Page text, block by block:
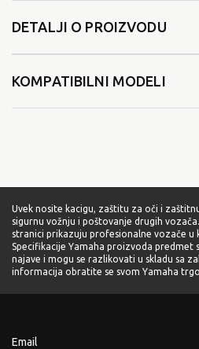
DETALJI O PROIZVODU
KOMPATIBILNI MODELI
Uvek nosite kacigu, zaštitu za oči i
sigurnu vožnju i poštovanje drugih
stranici prikazuju profesionalne vozače u
Specifikacije Yamaha proizvoda predmet
najave i mogu se razlikovati u skladu sa
informacija obratite se svom Yamaha
Email